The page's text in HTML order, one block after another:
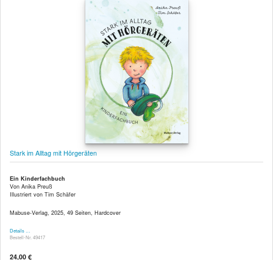
Stark im Alltag mit Hörgeräten
Ein Kinderfachbuch
Von Anika Preuß
Illustriert von Tim Schäfer
Mabuse-Verlag, 2025, 49 Seiten, Hardcover
Details …
Bestell-Nr. 49417
24,00 €